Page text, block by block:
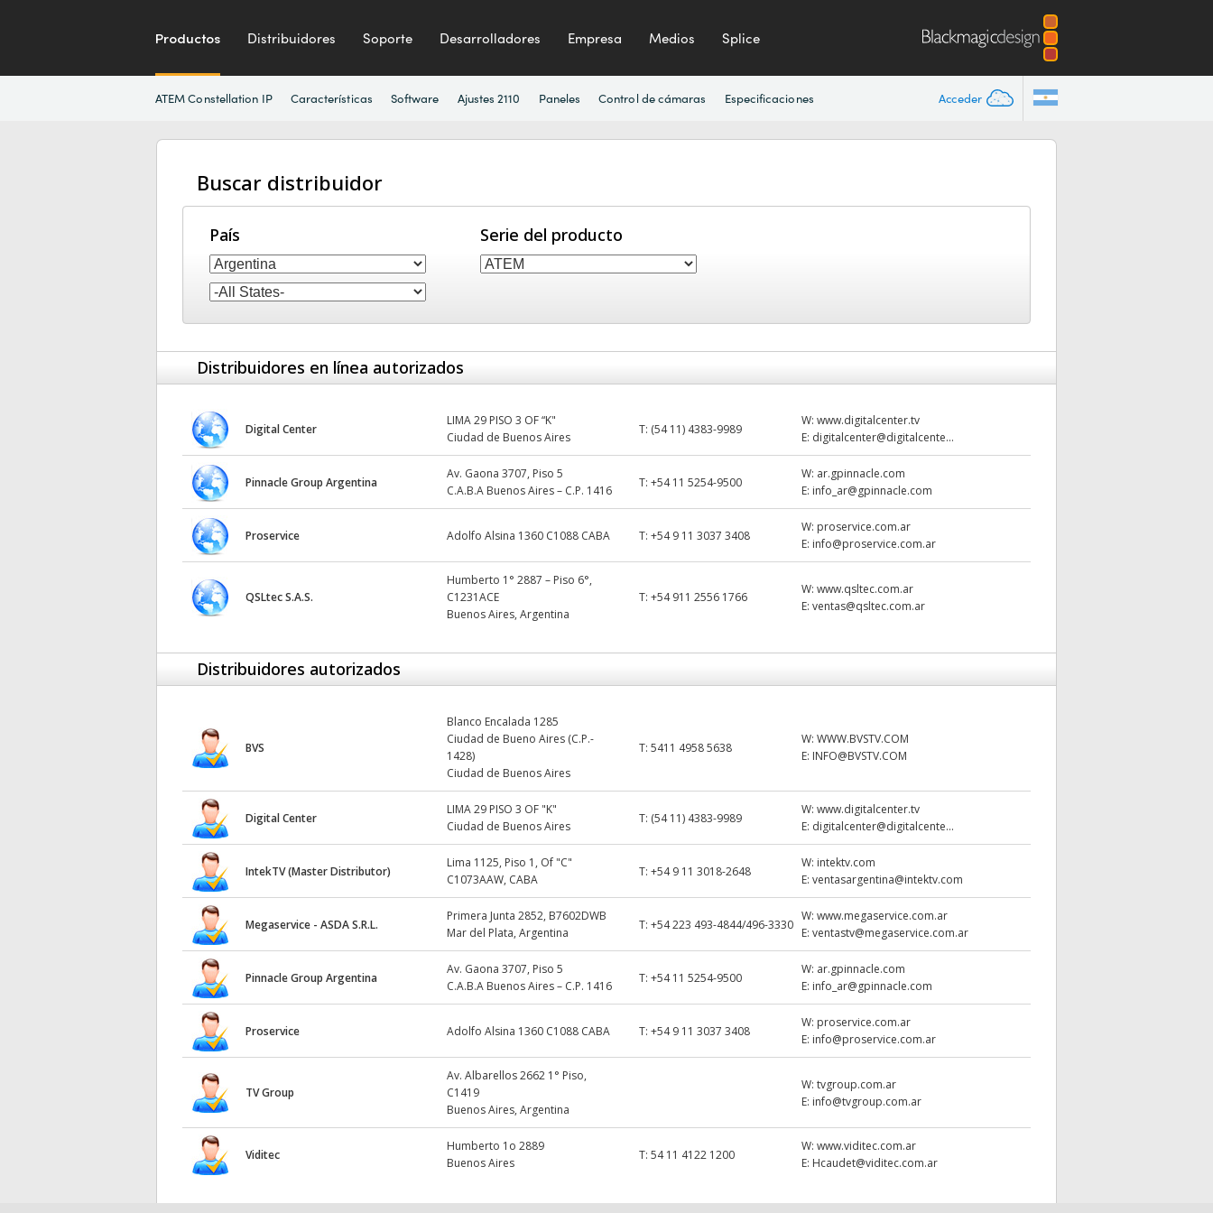
Productos Distribuidores Soporte Desarrolladores Empresa Medios Splice
Acceder
ATEM Constellation IP Características Software Ajustes 2110 Paneles Control de cámaras Especificaciones
Buscar distribuidor
País Serie del producto
Distribuidores en línea autorizados
Digital Center
LIMA 29 PISO 3 OF “K"
Ciudad de Buenos Aires
T: (54 11) 4383-9989
W:www.digitalcenter.tv
E: digitalcenter@digitalcente...
Pinnacle Group Argentina
Av. Gaona 3707, Piso 5
C.A.B.A Buenos Aires – C.P. 1416
T:+54 11 5254-9500
W: ar.gpinnacle.com
E: info_ar@gpinnacle.com
Proservice Adolfo Alsina 1360 C1088 CABA T:+54 9 11 3037 3408
W: proservice.com.ar
E: info@proservice.com.ar
QSLtec S.A.S.
Humberto 1° 2887 – Piso 6°,
C1231ACE
Buenos Aires, Argentina
T:+54 911 2556 1766
W:www.qsltec.com.ar
E:ventas@qsltec.com.ar
Distribuidores autorizados
BVS
Blanco Encalada 1285
Ciudad de Bueno Aires (C.P.-
1428)
Ciudad de Buenos Aires
T:5411 4958 5638
W:WWW.BVSTV.COM
E: INFO@BVSTV.COM
Digital Center
LIMA 29 PISO 3 OF "K"
Ciudad de Buenos Aires
T: (54 11) 4383-9989
W:www.digitalcenter.tv
E: digitalcenter@digitalcente...
IntekTV (Master Distributor)
Lima 1125, Piso 1, Of "C"
C1073AAW, CABA
T:+54 9 11 3018-2648
W: intektv.com
E:ventasargentina@intektv.com
Megaservice - ASDA S.R.L.
Primera Junta 2852, B7602DWB
Mar del Plata, Argentina
T:+54 223 493-4844/496-3330
W:www.megaservice.com.ar
E:ventastv@megaservice.com.ar
Pinnacle Group Argentina
Av. Gaona 3707, Piso 5
C.A.B.A Buenos Aires – C.P. 1416
T:+54 11 5254-9500
W: ar.gpinnacle.com
E: info_ar@gpinnacle.com
Proservice Adolfo Alsina 1360 C1088 CABA T:+54 9 11 3037 3408
W: proservice.com.ar
E: info@proservice.com.ar
TV Group
Av. Albarellos 2662 1° Piso,
C1419
Buenos Aires, Argentina
W:tvgroup.com.ar
E: info@tvgroup.com.ar
Viditec
Humberto 1o 2889
Buenos Aires
T:54 11 4122 1200
W:www.viditec.com.ar
E: Hcaudet@viditec.com.ar